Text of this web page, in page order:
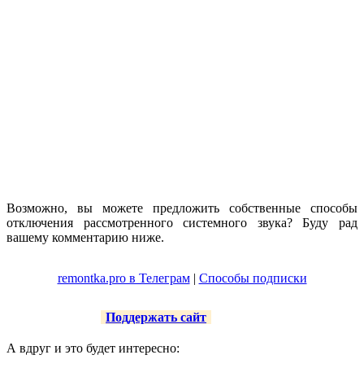
Возможно, вы можете предложить собственные способы
отключения рассмотренного системного звука? Буду рад
вашему комментарию ниже.
remontka.pro в Телеграм| Способы подписки
Поддержать сайт
А вдруг и это будет интересно: